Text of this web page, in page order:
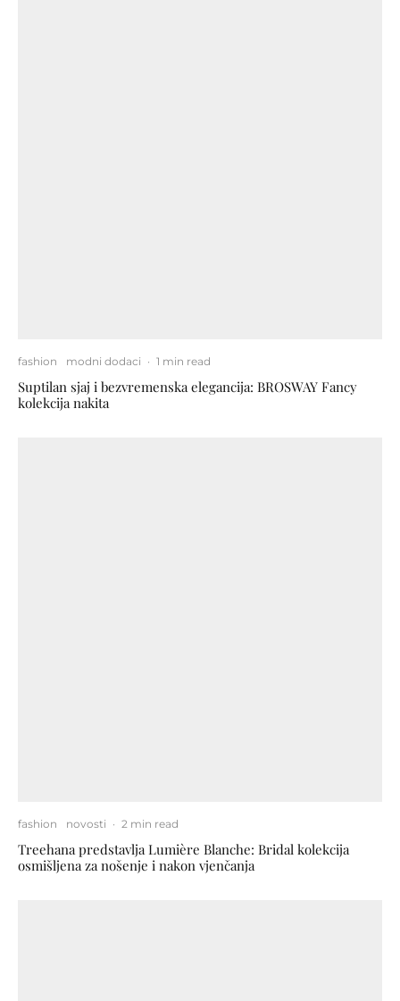
fashion modni dodaci · 1 min read
Suptilan sjaj i bezvremenska elegancija: BROSWAY Fancy
kolekcija nakita
fashion novosti · 2 min read
Treehana predstavlja Lumière Blanche: Bridal kolekcija
osmišljena za nošenje i nakon vjenčanja